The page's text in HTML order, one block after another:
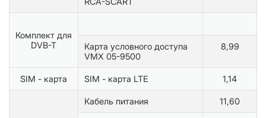
Комплект для
DVB-T
Карта условного доступа
VMX 05-9500
8,99
SIM - карта SIM - карта LTE 1,14
Кабель питания 11,60